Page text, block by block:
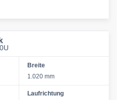
Breite
1.020 mm
Laufrichtung